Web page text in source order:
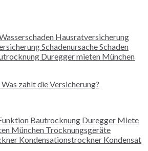
zahlt die Versicherung?